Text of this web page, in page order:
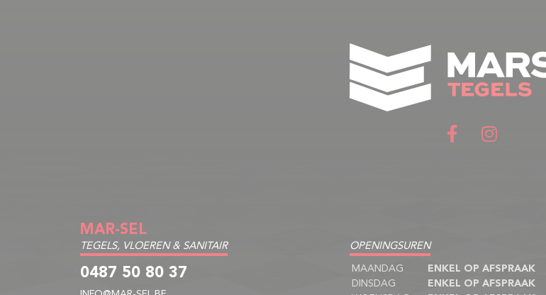
MAR-SEL
TEGELS, VLOEREN & SANITAIR
0487 50 80 37
OPENINGSUREN
MAANDAG
ENKEL OP AFSPRAAK
DINSDAG
ENKEL OP AFSPRAAK